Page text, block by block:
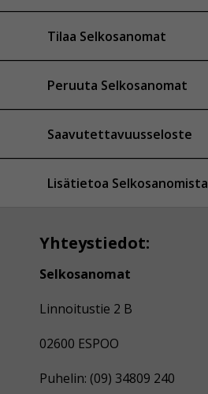
Tilaa Selkosanomat
Peruuta Selkosanomat
Saavutettavuusseloste
Lisätietoa Selkosanomista
Yhteystiedot:
Selkosanomat
Linnoitustie 2 B
02600 ESPOO
Puhelin: (09) 34809 240